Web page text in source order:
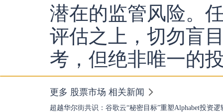
潜在的监管风险。
评估之上，切勿盲
考，但绝非唯一的
更多 股票市场 相关新闻
超越华尔街共识：谷歌云“秘密目标”重塑Alphabet投资逻